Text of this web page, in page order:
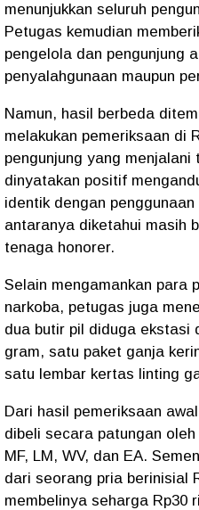
menunjukkan seluruh
Petugas kemudian
pengelola dan pengunjung
penyalahgunaan maupun
Namun, hasil berbeda
melakukan pemeriksaan di
pengunjung yang menjalani
dinyatakan positif
identik dengan
antaranya diketahui masih
tenaga honorer.
Selain mengamankan para
narkoba, petugas juga
dua butir pil diduga ekstasi
gram, satu paket ganja
satu lembar kertas linting
Dari hasil pemeriksaan
dibeli secara patungan
MF, LM, WV, dan EA.
dari seorang pria berinisial
membelinya seharga Rp30